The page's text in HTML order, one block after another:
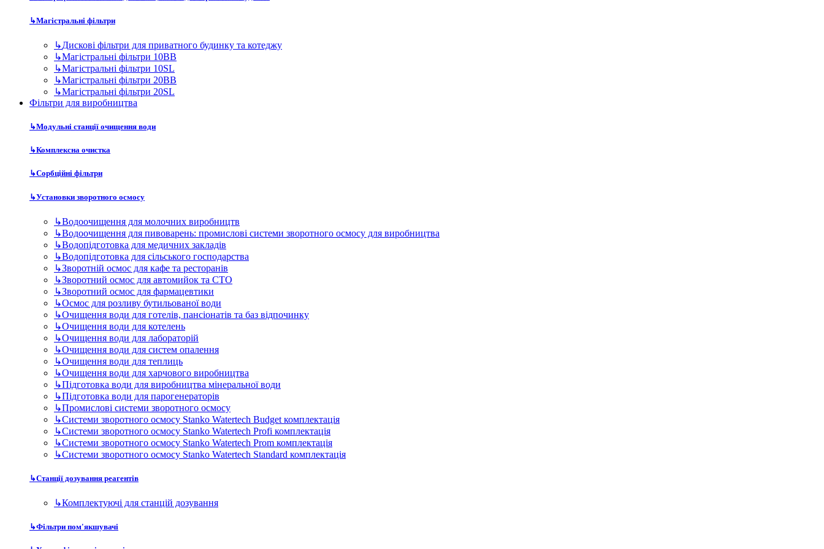
↳Комплексна очистка
Сорбційні фільтри
Установки зворотного осмосу
↳Водоочищення для молочних виробництв
↳Водоочищення для пивоварень: промислові системи зворотного осмосу для виробництва
↳Водопідготовка для сільського господарства
↳Зворотний осмос для автомийок та СТО
↳Осмос для розливу бутильованої води
↳Очищення води для котелень
↳ Очищення води для систем опалення
↳ Очищення води для теплиць
↳ Очищення води для харчового виробництва
↳ Підготовка води для виробництва мінеральної води
↳ Підготовка води для парогенераторів
↳ Промислові системи зворотного осмосу
↳ Системи зворотного осмосу Stanko Watertech Budget комплектація
↳ Системи зворотного осмосу Stanko Watertech Profi комплектація
↳ Системи зворотного осмосу Stanko Watertech Prom комплектація
↳ Системи зворотного осмосу Stanko Watertech Standard комплектація
Станції дозування реагентів
↳Комплектуючі для станцій дозування
Фільтри пом'якшувачі
Ультрафіолетові стерилізатори
Дискові фільтри для виробництва та промисловості